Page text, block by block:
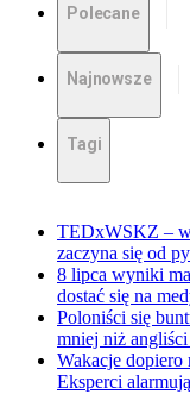
Polecane
Najnowsze
Tagi
TEDxWSKZ –
zaczyna się od
8 lipca wyniki
dostać się na
Poloniści się
mniej niż
Wakacje dopiero
Eksperci alarmują